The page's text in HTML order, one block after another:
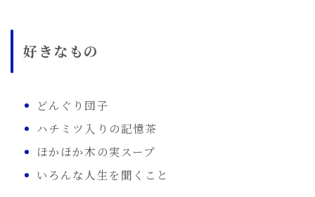
好きなもの
どんぐり団子
ハチミツ入りの記憶茶
ほかほか木の実スープ
いろんな人生を聞くこと